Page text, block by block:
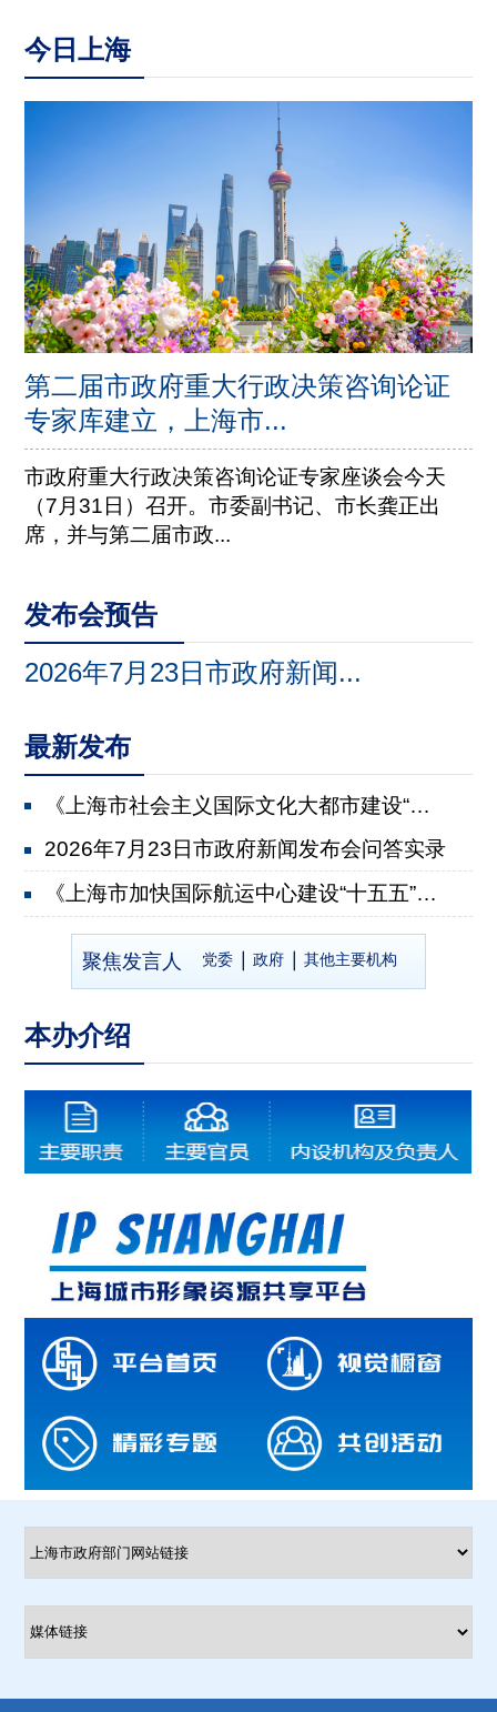
今日上海
第二届市政府重大行政决策咨询论证
专家库建立，上海市...
市政府重大行政决策咨询论证专家座谈会今天
（7月31日）召开。市委副书记、市长龚正出
席，并与第二届市政...
发布会预告
2026年7月23日市政府新闻...
最新发布
《上海市社会主义国际文化大都市建设“十五五”规划》...
2026年7月23日市政府新闻发布会问答实录
《上海市加快国际航运中心建设“十五五”规划》有关情...
2026年7月22日市政府新闻发布会问答实录
2026年7月8日市政府新闻发布会问答实录
聚焦发言人 党委 政府 其他主要机构
本办介绍